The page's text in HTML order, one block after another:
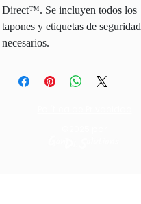
Direct™. Se incluyen todos los
tapones y etiquetas de seguridad
necesarios.